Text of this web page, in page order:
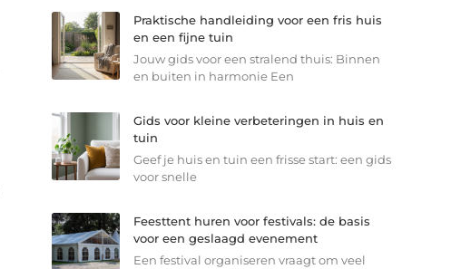
Praktische handleiding voor een fris huis
en een fijne tuin
Jouw gids voor een stralend thuis: Binnen
en buiten in harmonie Een
Gids voor kleine verbeteringen in huis en
tuin
Geef je huis en tuin een frisse start: een gids
voor snelle
Feesttent huren voor festivals: de basis
voor een geslaagd evenement
Een festival organiseren vraagt om veel